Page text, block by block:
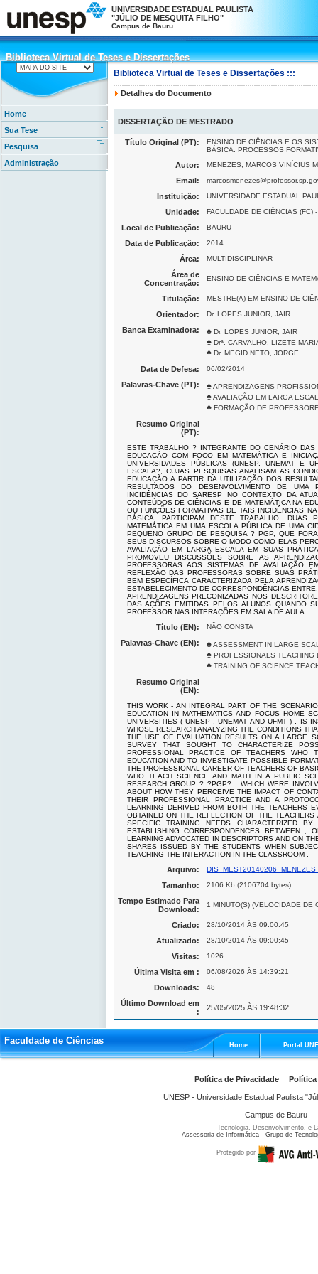
UNIVERSIDADE ESTADUAL PAULISTA
"JÚLIO DE MESQUITA FILHO"
Campus de Bauru
Biblioteca Virtual de Teses e Dissertações
Biblioteca Virtual de Teses e Dissertações
Home
Sua Tese
Pesquisa
Administração
Biblioteca Virtual de Teses e Dissertações :::
Detalhes do Documento
DISSERTAÇÃO DE MESTRADO
Título Original (PT):
ENSINO DE CIÊNCIAS E OS
BÁSICA: PROCESSOS
Autor: MENEZES, MARCOS VINÍCIUS
Email:
Instituição: UNIVERSIDADE ESTADUAL
Unidade: FACULDADE DE CIÊNCIAS (FC)
Local de Publicação: BAURU
Data de Publicação: 2014
Área: MULTIDISCIPLINAR
Área de
Concentração:
ENSINO DE CIÊNCIAS E
Titulação: MESTRE(A) EM ENSINO DE
Orientador: Dr. LOPES JUNIOR, JAIR
Banca Examinadora: ♠ Dr. LOPES JUNIOR, JAIR
♠ Drª. CARVALHO, LIZETE
♠ Dr. MEGID NETO, JORGE
Data de Defesa: 06/02/2014
Palavras-Chave (PT): ♠APRENDIZAGENS
♠AVALIAÇÃO EM LARGA
♠ FORMAÇÃO DE
Resumo Original
(PT):
ESTE TRABALHO ? INTEGRANTE DO CENÁRIO
EDUCAÇÃO COM FOCO EM MATEMÁTICA E
UNIVERSIDADES PÚBLICAS (UNESP, UNEMAT E
ESCALA?, CUJAS PESQUISAS ANALISAM AS
EDUCAÇÃO A PARTIR DA UTILIZAÇÃO DOS
RESULTADOS DO DESENVOLVIMENTO DE UMA
INCIDÊNCIAS DO SARESP NO CONTEXTO DA
CONTEÚDOS DE CIÊNCIAS E DE MATEMÁTICA NA
OU FUNÇÕES FORMATIVAS DE TAIS INCIDÊNCIAS
BÁSICA. PARTICIPAM DESTE TRABALHO, DUAS
MATEMÁTICA EM UMA ESCOLA PÚBLICA DE UMA
PEQUENO GRUPO DE PESQUISA ? PGP, QUE
SEUS DISCURSOS SOBRE O MODO COMO ELAS
AVALIAÇÃO EM LARGA ESCALA EM SUAS
PROMOVEU DISCUSSÕES SOBRE AS
PROFESSORAS AOS SISTEMAS DE AVALIAÇÃO
REFLEXÃO DAS PROFESSORAS SOBRE SUAS
BEM ESPECÍFICA CARACTERIZADA PELA
ESTABELECIMENTO DE CORRESPONDÊNCIAS
APRENDIZAGENS PRECONIZADAS NOS
DAS AÇÕES EMITIDAS PELOS ALUNOS QUANDO
PROFESSOR NAS INTERAÇÕES EM SALA DE AULA.
Título (EN): NÃO CONSTA
Palavras-Chave (EN): ♠ASSESSMENT IN LARGE
♠ PROFESSIONALS TEACHING
♠ TRAINING OF SCIENCE
Resumo Original
(EN):
THIS WORK - AN INTEGRAL PART OF THE
EDUCATION IN MATHEMATICS AND FOCUS HOME
UNIVERSITIES ( UNESP , UNEMAT AND UFMT ) , IS
WHOSE RESEARCH ANALYZING THE CONDITIONS
THE USE OF EVALUATION RESULTS ON A LARGE
SURVEY THAT SOUGHT TO CHARACTERIZE
PROFESSIONAL PRACTICE OF TEACHERS WHO
EDUCATION AND TO INVESTIGATE POSSIBLE
THE PROFESSIONAL CAREER OF TEACHERS OF
WHO TEACH SCIENCE AND MATH IN A PUBLIC
RESEARCH GROUP ? ?PGP? , WHICH WERE
ABOUT HOW THEY PERCEIVE THE IMPACT OF
THEIR PROFESSIONAL PRACTICE AND A
LEARNING DERIVED FROM BOTH THE TEACHERS
OBTAINED ON THE REFLECTION OF THE
SPECIFIC TRAINING NEEDS CHARACTERIZED
ESTABLISHING CORRESPONDENCES BETWEEN ,
LEARNING ADVOCATED IN DESCRIPTORS AND ON
SHARES ISSUED BY THE STUDENTS WHEN
TEACHING THE INTERACTION IN THE CLASSROOM .
Arquivo:
Tamanho: 2106 Kb (2106704 bytes)
Tempo Estimado Para
Download:
1 MINUTO(S) (VELOCIDADE DE
Criado: 28/10/2014 ÀS 09:00:45
Atualizado: 28/10/2014 ÀS 09:00:45
Visitas: 1026
Última Visita em : 06/08/2026 ÀS 14:39:21
Downloads: 48
Último Download em
:
25/05/2025 ÀS 19:48:32
Faculdade de Ciências Home Portal
Política de Privacidade Política
UNESP - Universidade Estadual Paulista
Campus de Bauru
Tecnologia, Desenvolvimento, e
Assessoria de Informática - Grupo de
Protegido por